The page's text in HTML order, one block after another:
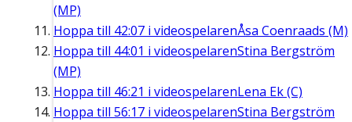
(MP)
Hoppa till 42:07 i videospelarenÅsa Coenraads (M)
Hoppa till 44:01 i videospelarenStina Bergström
(MP)
Hoppa till 46:21 i videospelarenLena Ek (C)
Hoppa till 56:17 i videospelarenStina Bergström